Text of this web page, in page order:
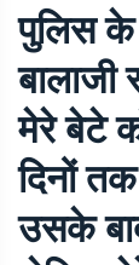
पुलिस
मेरे बेटे
दिनों
उसके